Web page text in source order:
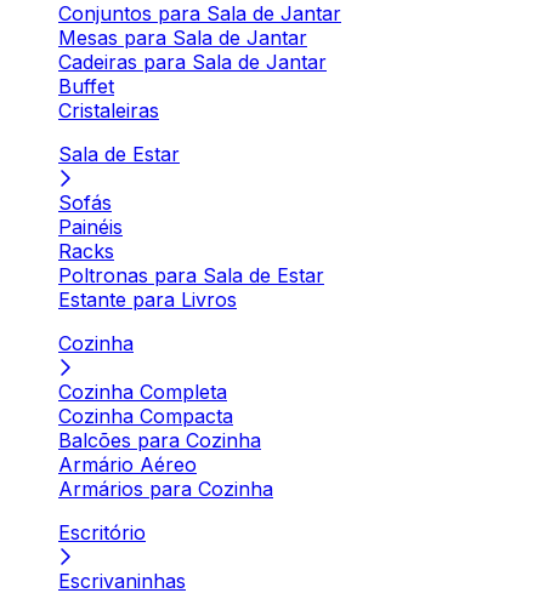
Conjuntos para Sala de Jantar
Mesas para Sala de Jantar
Cadeiras para Sala de Jantar
Buffet
Cristaleiras
Sala de Estar
Sofás
Painéis
Racks
Poltronas para Sala de Estar
Estante para Livros
Cozinha
Cozinha Completa
Cozinha Compacta
Balcões para Cozinha
Armário Aéreo
Armários para Cozinha
Escritório
Escrivaninhas